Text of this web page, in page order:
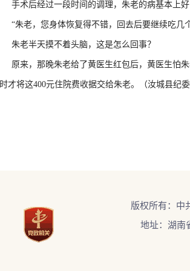
手术后经过一段时间的调理，朱老的病基本上
“朱老，您身体恢复得不错，回去后要继续吃几
朱老半天摸不着头脑，这是怎么回事？
原来，那晚朱老给了黄医生红包后，黄医生怕朱
时才将这400元住院费收据交给朱老。（汝城县纪委
版权所有：中
地址：湖南